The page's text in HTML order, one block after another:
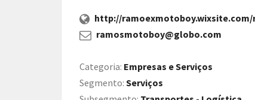
http://
ramosmotoboy@globo.com
Categoria: Empresas e Serviços
Segmento: Serviços